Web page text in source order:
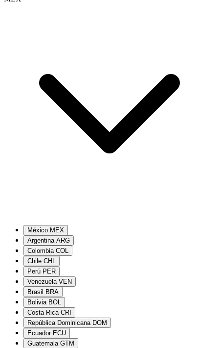
México MEX
Argentina ARG
Colombia COL
Chile CHL
Perú PER
Venezuela VEN
Brasil
BRA
Bolivia BOL
Costa Rica CRI
República Dominicana DOM
Ecuador ECU
Guatemala GTM